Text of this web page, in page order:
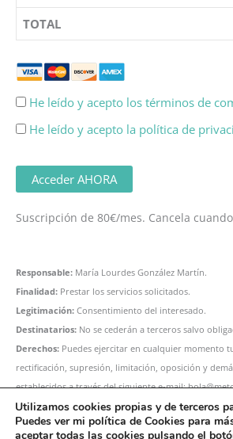
TOTAL
He leído y acepto los términos de
He leído y acepto la política de
Sin valor
Suscripción de 80€/mes. Cancela
Responsable: María Lourdes González Martín.
Finalidad: Prestar los servicios solicitados.
Legitimación: Consentimiento del interesado.
Destinatarios: No se cederán a terceros salvo
Derechos: Puedes ejercitar en cualquier momento
rectificación, supresión, limitación, oposición y
establecidos a través del siguiente e-mail:
Información adicional: Puedes consultar la
sobre protección de datos aquí.
Utilizamos cookies propias y de terceros
Puedes ver mi política de Cookies para
aceptar todas las cookies pulsando el